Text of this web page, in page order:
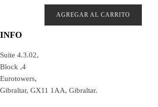
o
a
o
AGREGAR AL CARRITO
INFO
Suite 4.3.02,
Block ,4
Eurotowers,
Gibraltar, GX11 1AA, Gibraltar.